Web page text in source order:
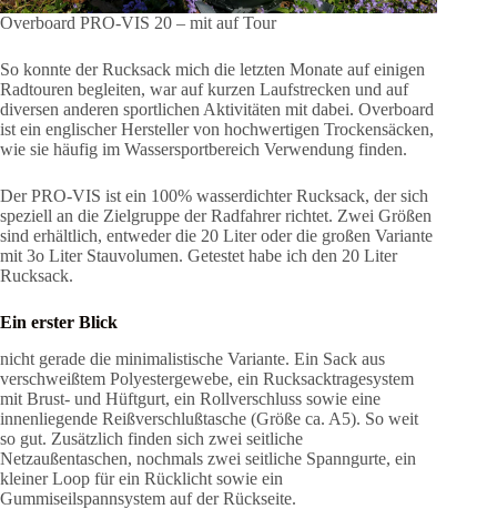
Overboard PRO-VIS 20 – mit auf Tour
So konnte der Rucksack mich die letzten Monate auf einigen
Radtouren begleiten, war auf kurzen Laufstrecken und auf
diversen anderen sportlichen Aktivitäten mit dabei. Overboard
ist ein englischer Hersteller von hochwertigen Trockensäcken,
wie sie häufig im Wassersportbereich Verwendung finden.
Der PRO-VIS ist ein 100% wasserdichter Rucksack, der sich
speziell an die Zielgruppe der Radfahrer richtet. Zwei Größen
sind erhältlich, entweder die 20 Liter oder die großen Variante
mit 3o Liter Stauvolumen. Getestet habe ich den 20 Liter
Rucksack.
Ein erster Blick
nicht gerade die minimalistische Variante. Ein Sack aus
verschweißtem Polyestergewebe, ein Rucksacktragesystem
mit Brust- und Hüftgurt, ein Rollverschluss sowie eine
innenliegende Reißverschlußtasche (Größe ca. A5). So weit
so gut. Zusätzlich finden sich zwei seitliche
Netzaußentaschen, nochmals zwei seitliche Spanngurte, ein
kleiner Loop für ein Rücklicht sowie ein
Gummiseilspannsystem auf der Rückseite.